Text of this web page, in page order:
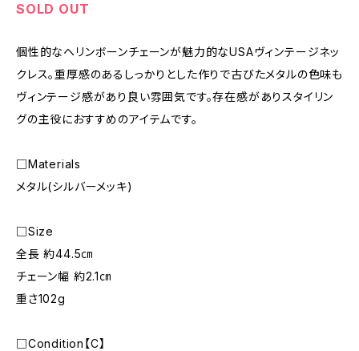
SOLD OUT
個性的なヘリンボーンチェーンが魅力的なUSAヴィンテージネッ
クレス。重厚感のあるしっかりとした作りで古びたメタルの色味も
ヴィンテージ感があり良い雰囲気です。存在感がありスタイリン
グの主役におすすめのアイテムです。
□Materials
メタル(シルバーメッキ)
□Size
全長 約44.5㎝
チェーン幅 約2.1㎝
重さ102g
□Condition【C】